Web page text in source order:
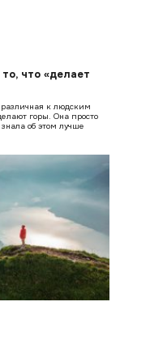
что «делает
к людским
горы. Она просто
об этом лучше